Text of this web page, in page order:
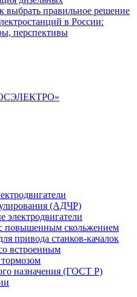
выбрать правильное решение
в России:
перспективы
(АДЧР)
электродвигатели
повышенным скольжением
привода станков-качалок
встроенным
назначения (ГОСТ Р)